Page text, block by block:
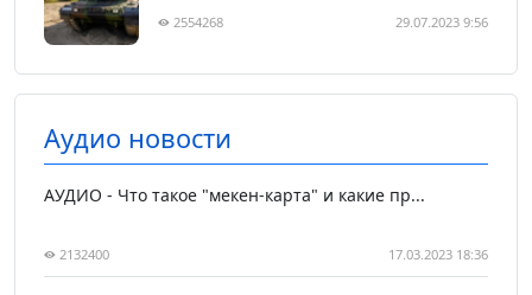
2554268 29.07.2023 9:56
Аудио новости
АУДИО - Что такое "мекен-карта" и какие пр...
2132400 17.03.2023 18:36